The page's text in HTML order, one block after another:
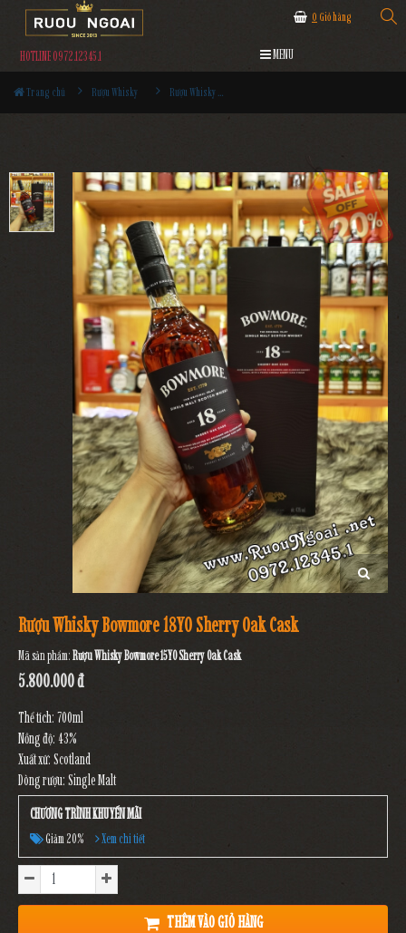
0 Giỏ hàng
HOTLINE 0972.12345.1 MENU
Trang chủ Rượu Whisky Rượu Whisky Bowmore 18YO Sherry Oak Cask
Rượu Whisky Bowmore 18YO Sherry Oak Cask
Mã sản phẩm:Rượu Whisky Bowmore 15YO Sherry Oak Cask
5.800.000 đ
Thể tích: 700ml
Nồng độ: 43%
Xuất xứ: Scotland
Dòng rượu: Single Malt
CHƯƠNG TRÌNH KHUYẾN MÃI
Giảm 20% Xem chi tiết
THÊM VÀO GIỎ HÀNG